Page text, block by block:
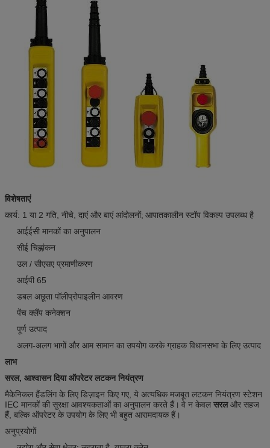
विशेषताएं
कार्य: 1 या 2 गति, नीचे, दाएं और बाएं आंदोलनों; आपातकालीन स्टॉप विकल्प उपलब्ध है
आईईसी मानकों का अनुपालन
सीई चिह्नांकन
उल / सीएसए प्रमाणीकरण
आईपी ​​65
डबल अछूता पॉलीप्रोपाइलीन आवरण
पेंच क्लैंप कनेक्शन
पूर्ण उत्पाद
अलग-अलग भागों और आम सामान का उपयोग करके ग्राहक विधानसभा के लिए उत्पाद
लाभ
सरल, आश्वासन दिया ऑपरेटर लटकन नियंत्रण
मैकेनिकल हैंडलिंग के लिए डिज़ाइन किए गए, ये अत्यधिक मजबूत लटकन नियंत्रण स्टेशन
IEC मानकों की सुरक्षा आवश्यकताओं का अनुपालन करते हैं। वे न केवल सरलऔर सहज
हैं, बल्कि ऑपरेटर के उपयोग के लिए भी बहुत आरामदायक हैं।
अनुप्रयोगों